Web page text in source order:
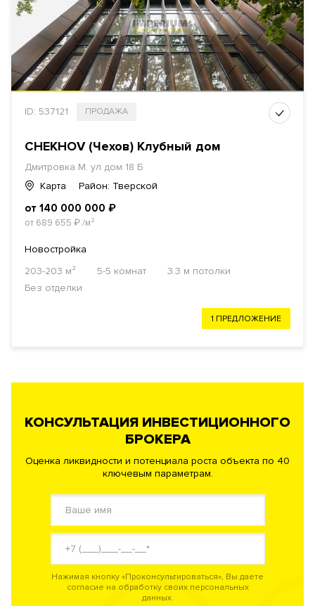
ID: 537121 ПРОДАЖА
CHEKHOV (Чехов) Клубный дом
Дмитровка М. ул дом 18 Б
Карта
Район: Тверской
от 140 000 000 ₽
от 689 655 ₽/м²
Новостройка
203-203 м²
5-5 комнат
3.3 м потолки
Без отделки
1 ПРЕДЛОЖЕНИЕ
КОНСУЛЬТАЦИЯ ИНВЕСТИЦИОННОГО
БРОКЕРА
Оценка ликвидности и потенциала роста объекта по 40
ключевым параметрам.
Нажимая кнопку «Проконсультироваться», Вы даете
согласие на обработку своих персональных
данных.